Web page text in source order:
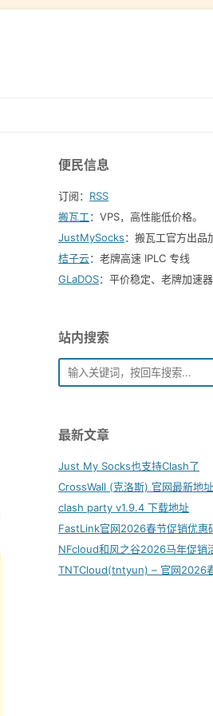
便民信息
订阅： RSS
搬瓦工：VPS，高性能低价格。️
JustMySocks：搬瓦工官方出品
桔子云：老牌高速 IPLC 专线
GLaDOS：平价稳定、老牌加速器
站内搜索
最新文章
Just My Socks也支持Clash了
CrossWall (克洛斯) 官网最新地址
clash party v1.9.4 下载地址
FastLink官网2026春节促销优惠
NFcloud和风之谷2026马年促销
TNTCloud(tntyun) – 官网2026